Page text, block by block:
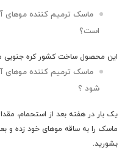
ماسک ترمیم کننده
است؟
این محصول ساخت کشورکره جنوبی
ماسک ترمیم کننده
شود ؟
یک بار در هفته بعد از استحمام،
ماسک را به ساقه موهای خود زده و
بشورید.